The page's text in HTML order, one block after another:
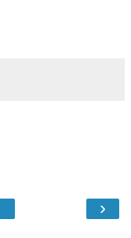
›